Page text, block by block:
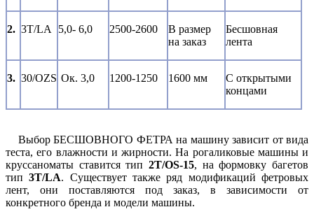
2. 3T/LA 5,0- 6,0 2500-2600
В размер
на заказ
Бесшовная
лента
3. 30/OZS Ок. 3,0 1200-1250 1600 мм
С открытыми
концами
Выбор БЕСШОВНОГО ФЕТРА на машину зависит от вида
теста, его влажности и жирности. На рогаликовые машины и
круссаноматы ставится тип 2T/OS-15, на формовку багетов
тип3T/LA. Существует также ряд модификаций фетровых
лент, они поставляются под заказ, в зависимости от
конкретного бренда и модели машины.